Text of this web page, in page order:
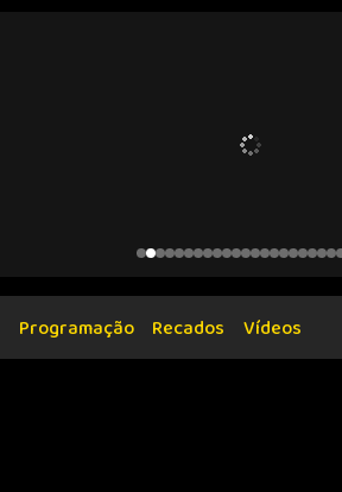
Programação Recados Vídeos